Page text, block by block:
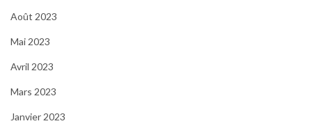
Août 2023
Mai 2023
Avril 2023
Mars 2023
Janvier 2023